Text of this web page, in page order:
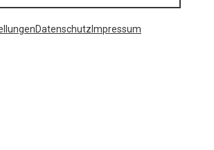
Datenschutz Impressum